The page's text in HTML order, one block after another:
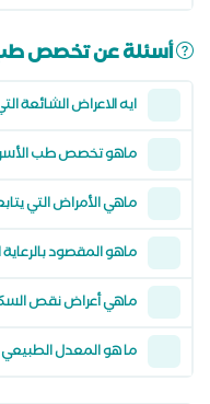
أسئلة عن تخصص طب
ايه الاعراض الشائعة
ماهو تخصص طب
ماهي الأمراض التي
ماهو المقصود بالرعاية
ماهي أعراض نقص
ما هو المعدل